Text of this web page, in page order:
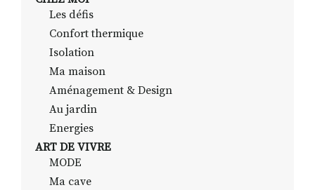
Les défis
Confort thermique
Isolation
Ma maison
Aménagement & Design
Au jardin
Energies
ART DE VIVRE
MODE
Ma cave